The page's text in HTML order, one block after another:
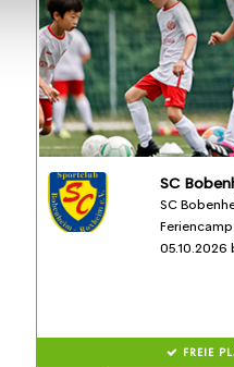
SC
SC
Feriencamp
05.10.2026
FREIE